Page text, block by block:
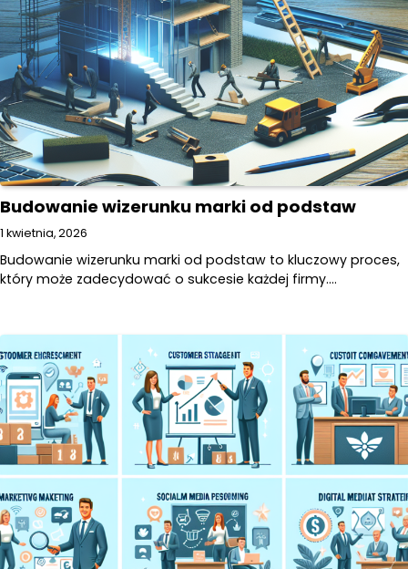
Budowanie wizerunku marki od podstaw
1 kwietnia, 2026
Budowanie wizerunku marki od podstaw to kluczowy proces,
który może zadecydować o sukcesie każdej firmy.…